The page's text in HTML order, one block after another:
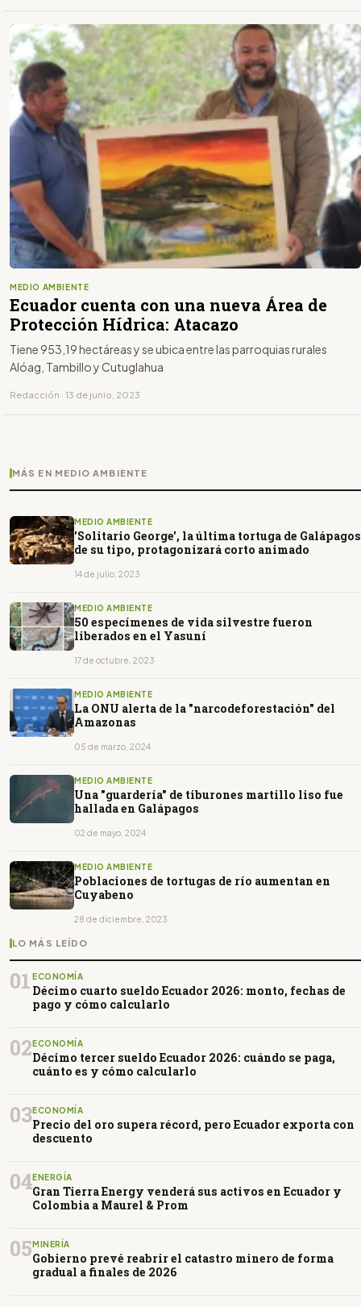
MEDIO AMBIENTE
Ecuador cuenta con una nueva Área de
Protección Hídrica: Atacazo
Tiene 953,19 hectáreas y se ubica entre las parroquias rurales
Alóag, Tambillo y Cutuglahua
Redacción · 13 de junio, 2023
MÁS EN MEDIO AMBIENTE
MEDIO AMBIENTE
'Solitario George', la última tortuga de Galápagos
de su tipo, protagonizará corto animado
14 de julio, 2023
MEDIO AMBIENTE
50 especímenes de vida silvestre fueron
liberados en el Yasuní
17 de octubre, 2023
MEDIO AMBIENTE
La ONU alerta de la "narcodeforestación" del
Amazonas
05 de marzo, 2024
MEDIO AMBIENTE
Una "guardería" de tiburones martillo liso fue
hallada en Galápagos
02 de mayo, 2024
MEDIO AMBIENTE
Poblaciones de tortugas de río aumentan en
Cuyabeno
28 de diciembre, 2023
LO MÁS LEÍDO
01 ECONOMÍA
Décimo cuarto sueldo Ecuador 2026: monto, fechas de
pago y cómo calcularlo
02ECONOMÍA
Décimo tercer sueldo Ecuador 2026: cuándo se paga,
cuánto es y cómo calcularlo
03ECONOMÍA
Precio del oro supera récord, pero Ecuador exporta con
descuento
04ENERGÍA
Gran Tierra Energy venderá sus activos en Ecuador y
Colombia a Maurel & Prom
05MINERÍA
Gobierno prevé reabrir el catastro minero de forma
gradual a finales de 2026